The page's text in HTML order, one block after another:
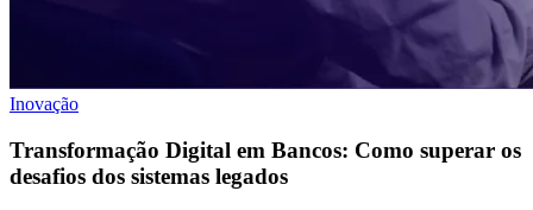
Inovação
Transformação Digital em Bancos: Como superar os
desafios dos sistemas legados